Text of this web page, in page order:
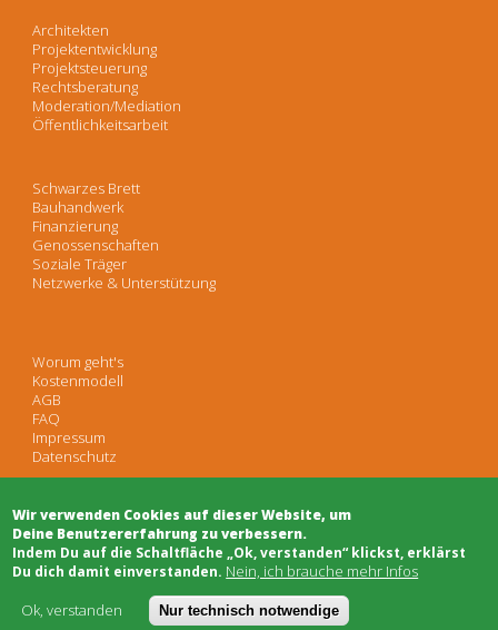
Architekten
Projektentwicklung
Projektsteuerung
Rechtsberatung
Moderation/Mediation
Öffentlichkeitsarbeit
Schwarzes Brett
Bauhandwerk
Finanzierung
Genossenschaften
Soziale Träger
Netzwerke & Unterstützung
Worum geht's
Kostenmodell
AGB
FAQ
Impressum
Datenschutz
Wir verwenden Cookies auf dieser Website, um
Deine Benutzererfahrung zu verbessern.
​Indem Du auf die Schaltfläche „Ok, verstanden“ klickst, erklärst
Du dich damit einverstanden. Nein, ich brauche mehr Infos
Ok, verstanden
Nur technisch notwendige